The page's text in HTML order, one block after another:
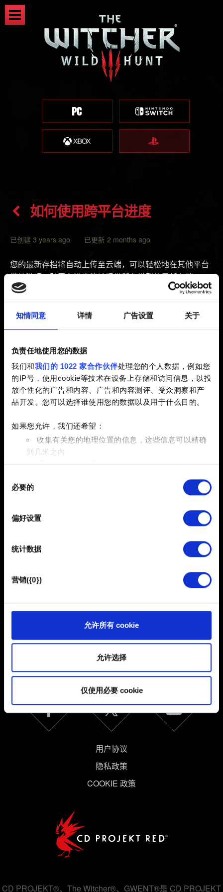
知情同意 详情 广告设置 关于
负责任地使用您的数据
我们和我们的 1022 家合作伙伴处理您的个人数据，例如您
的IP号，使用cookie等技术在设备上存储和访问信息，以投
放个性化的广告和内容、广告和内容测评、受众洞察和产
品开发。您可以选择谁使用您的数据以及用于什么目的。
如果您允许，我们还希望：
收集有关您的地理位置的信息，这些信息可以精确
到几米之内
通过主动扫描特定特征（指纹）来识别您的设备
查找有关您的个人数据如何处理的更多信息，
并设置您的首选项。您可随时从Cookie声明中更改或撤回
部分需要使用 Cookies 的是为了让网站功能可用，而另一
馈，以便网站将更好地服务于您。例如帮助我们在社交媒
也可能与我们的合作伙伴分享我们的 Cookie 片段。但是，
使用所有这些非强制性的 Cookie 都需要提前获取您的许
您可以在下面的"设置"菜单中找到有关我们使用 Cookie 的
其中的内容并准备好继续，请点击"确定"。
必要的
偏好设置
统计数据
营销({0})
允许所有 cookie
允许选择
仅使用必要 cookie
如何使用跨平台进度
已创建 3 years ago 已更新 2 months ago
您的最新存档将自动上传至云端，可以轻松地在其他平台
继续游玩。跨平台进度能够提供所有类型的最新存档。
确认您的《巫师 3：狂猎》已更新至最新版本，版本号
可在游戏主菜单的标题下方查看。
打开「读取游戏」菜单，根据右下角提示按下「跨平台
进度
按照屏幕上的说明，将游戏和您的 CD PROJEKT RED
账户关联。
完成关联后，将默认开启跨平台进度。您也可以在「选
项」→「 游戏设定」→「跨平台进度」中开启或关闭此
创建新存档。存档将自动上传至云端，存档文件右方将
会显示云朵图标。
在您希望继续游玩的平台上，启动《巫师 3：狂猎》并
按照步骤 3 的方法将游戏和同一个 CD PROJEKT RED
完成后，您之前上传的存档将显示在「
读取游戏」菜单
保持联系
用户协议
隐私政策
COOKIE 政策
CD PROJEKT®、The Witcher®、GWENT®是 CD PROJEKT